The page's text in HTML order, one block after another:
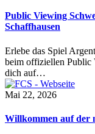
Public Viewing
Schaffhausen
Erlebe das Spiel
beim offiziellen Public
dich auf…
Mai 22, 2026
Willkommen auf der